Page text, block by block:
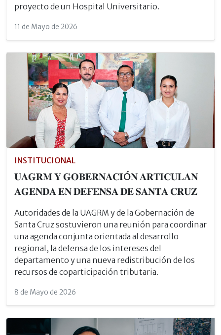
proyecto de un Hospital Universitario.
11 de Mayo de 2026
INSTITUCIONAL
𝐔𝐀𝐆𝐑𝐌 𝐘 𝐆𝐎𝐁𝐄𝐑𝐍𝐀𝐂𝐈Ó𝐍 𝐀𝐑𝐓𝐈𝐂𝐔𝐋𝐀𝐍
𝐀𝐆𝐄𝐍𝐃𝐀 𝐄𝐍 𝐃𝐄𝐅𝐄𝐍𝐒𝐀 𝐃𝐄 𝐒𝐀𝐍𝐓𝐀 𝐂𝐑𝐔𝐙
Autoridades de la UAGRM y de la Gobernación de
Santa Cruz sostuvieron una reunión para coordinar
una agenda conjunta orientada al desarrollo
regional, la defensa de los intereses del
departamento y una nueva redistribución de los
recursos de coparticipación tributaria.
8 de Mayo de 2026